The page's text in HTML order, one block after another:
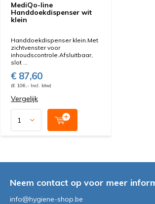
MediQo-line
Handdoekdispenser wit
klein
Handdoekdispenser klein.Met
zichtvenster voor
inhoudscontrole.Afsluitbaar,
slot ...
€ 87,60
(€ 106,- Incl. btw)
Vergelijk
Neem contact op voor meer
info@hygiene-shop.be